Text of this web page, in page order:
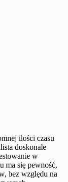
ilości czasu
doskonale
w
ma się pewność,
bez względu na